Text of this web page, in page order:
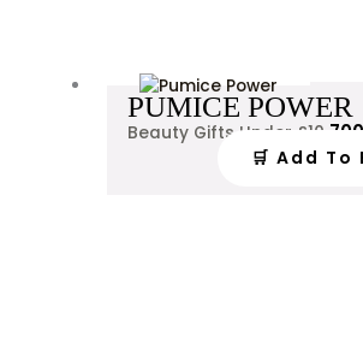
PUMICE POWER
Beauty Gifts Under £10
🛒 Add To